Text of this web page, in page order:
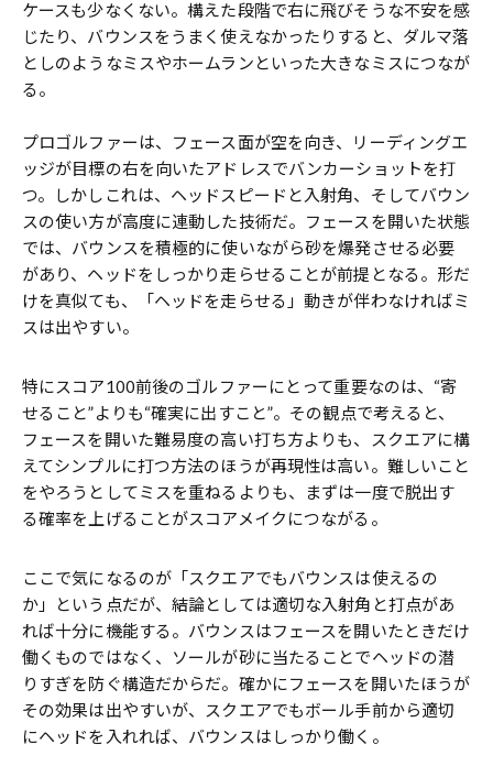
ケースも少なくない。構えた段階で右に飛びそうな不安を感
じたり、バウンスをうまく使えなかったりすると、ダルマ落
としのようなミスやホームランといった大きなミスにつなが
る。
プロゴルファーは、フェース面が空を向き、リーディングエ
ッジが目標の右を向いたアドレスでバンカーショットを打
つ。しかしこれは、ヘッドスピードと入射角、そしてバウン
スの使い方が高度に連動した技術だ。フェースを開いた状態
では、バウンスを積極的に使いながら砂を爆発させる必要
があり、ヘッドをしっかり走らせることが前提となる。形だ
けを真似ても、「ヘッドを走らせる」動きが伴わなければミ
スは出やすい。
特にスコア100前後のゴルファーにとって重要なのは、“寄
せること”よりも“確実に出すこと”。その観点で考えると、
フェースを開いた難易度の高い打ち方よりも、スクエアに構
えてシンプルに打つ方法のほうが再現性は高い。難しいこと
をやろうとしてミスを重ねるよりも、まずは一度で脱出す
る確率を上げることがスコアメイクにつながる。
ここで気になるのが「スクエアでもバウンスは使えるの
か」という点だが、結論としては適切な入射角と打点があ
れば十分に機能する。バウンスはフェースを開いたときだけ
働くものではなく、ソールが砂に当たることでヘッドの潜
りすぎを防ぐ構造だからだ。確かにフェースを開いたほうが
その効果は出やすいが、スクエアでもボール手前から適切
にヘッドを入れれば、バウンスはしっかり働く。